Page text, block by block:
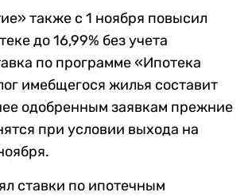
также с 1 ноября повысил
до 16,99% без учета
по программе «Ипотека
имебщегося жилья составит
одобренным заявкам прежние
при условии выхода на
ставки по ипотечным